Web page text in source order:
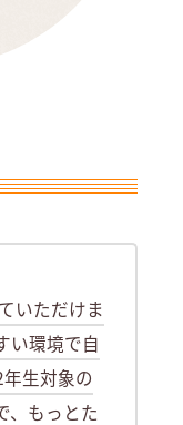
いただけま
い環境で自
生対象の
、もっとた